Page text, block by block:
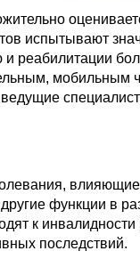
испытывают
реабилитации
мобильным
ведущие
влияющие
функции в
к
последствий.